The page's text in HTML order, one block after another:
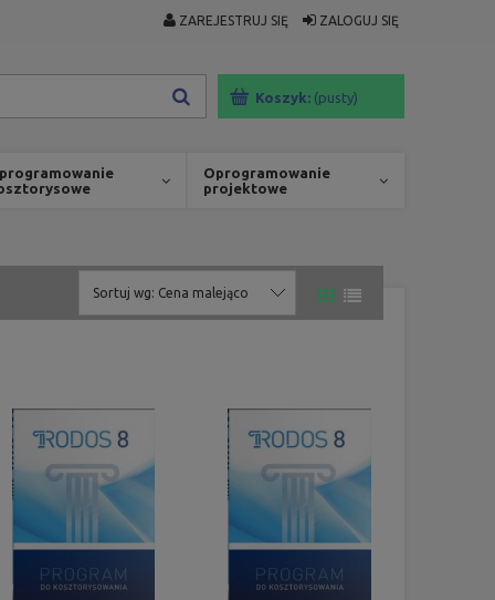
ZAREJESTRUJ SIĘ ZALOGUJ SIĘ
Koszyk: (pusty)
Oprogramowanie
projektowe
Sortuj wg: Cena malejąco